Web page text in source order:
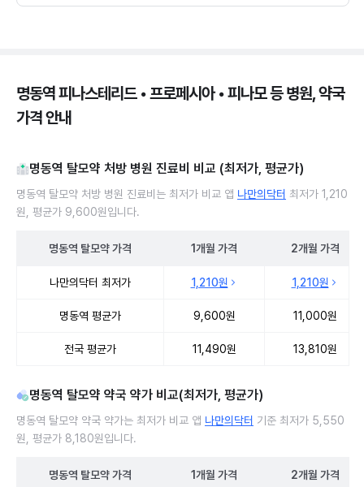
명동역 피나스테리드 • 프로페시아 • 피나모 등 병원, 약국
가격 안내
명동역 탈모약 처방 병원 진료비 비교 (최저가, 평균가)
명동역 탈모약 처방 병원 진료비는 최저가 비교 앱 나만의닥터 최저가 1,210
원, 평균가 9,600원입니다.
명동역 탈모약가격 1개월 가격 2개월 가격
나만의닥터 최저가 1,210원 1,210원
명동역 평균가 9,600원 11,000원
전국 평균가 11,490원 13,810원
명동역 탈모약 약국 약가 비교(최저가, 평균가)
명동역 탈모약 약국 약가는 최저가 비교 앱 나만의닥터 기준 최저가 5,550
원, 평균가 8,180원입니다.
명동역 탈모약가격 1개월 가격 2개월 가격